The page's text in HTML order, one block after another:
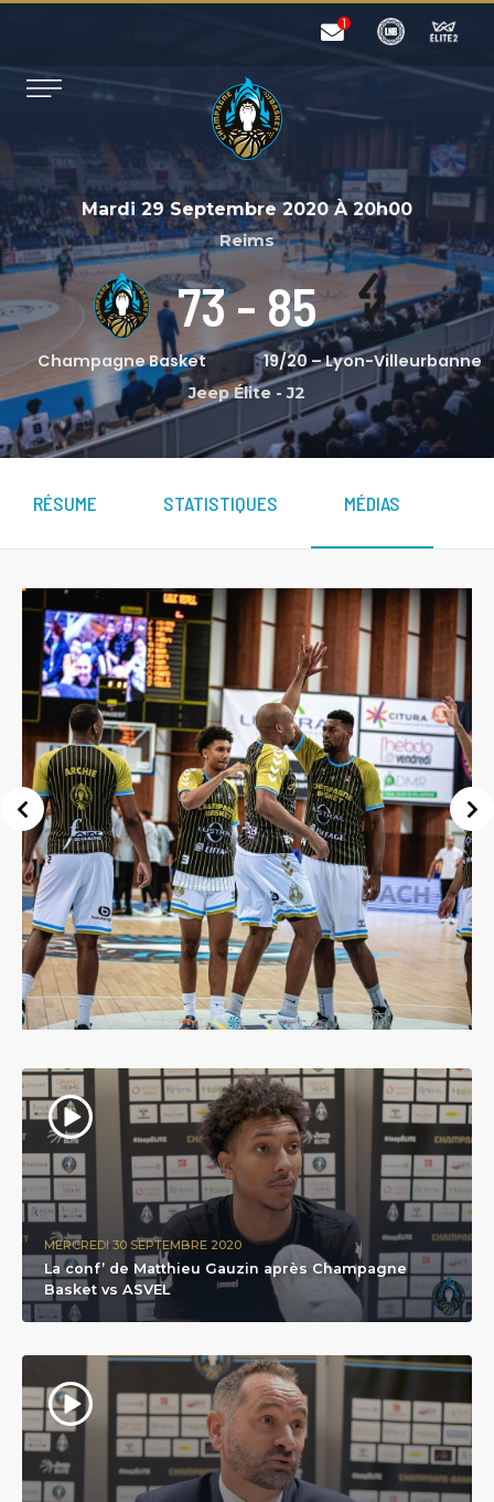
Mardi 29 Septembre 2020À 20h00
Reims
Champagne Basket
73- 85
19/20 – Lyon-Villeurbanne
Jeep Élite -J2
RÉSUME STATISTIQUES MÉDIAS
MERCREDI 30 SEPTEMBRE 2020
La conf’ de Matthieu Gauzin après Champagne
Basket vs ASVEL